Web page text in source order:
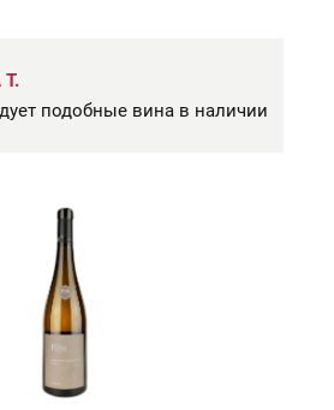
подобные вина в наличии